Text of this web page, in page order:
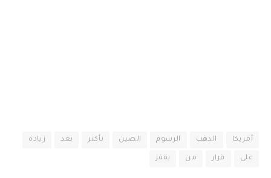
أمريكا الذهب الرسوم الصين بأكثر بعد زيادة
على قرار من يقفز